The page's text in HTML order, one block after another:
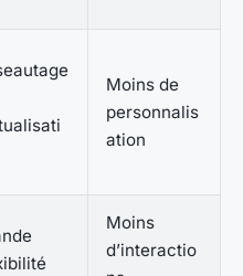
Moins de
personnalis
ation
Moins
d’interactio